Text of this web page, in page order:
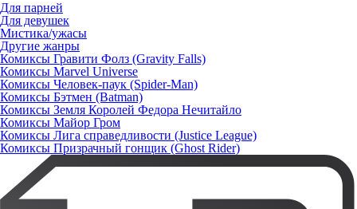
Для парней
Для девушек
Мистика/ужасы
Другие жанры
Комиксы Гравити Фолз (Gravity Falls)
Комиксы Marvel Universe
Комиксы Человек-паук (Spider-Man)
Комиксы Бэтмен (Batman)
Комиксы Земля Королей Федора Нечитайло
Комиксы Майор Гром
Комиксы Лига справедливости (Justice League)
Комиксы Призрачный гонщик (Ghost Rider)